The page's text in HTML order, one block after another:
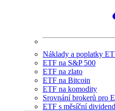
Náklady a poplatky
ETF na S&P 500
ETF na zlato
ETF na Bitcoin
ETF na komodity
Srovnání brokerů pro
ETF s měsíční